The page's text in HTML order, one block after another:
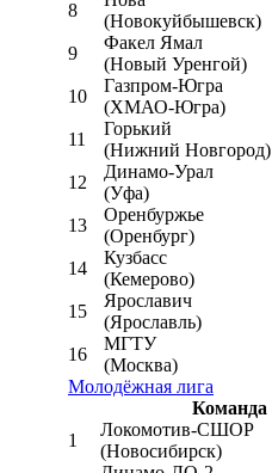
8
(Новокуйбышевск)
9
Факел Ямал
(Новый Уренгой)
10
Газпром-Югра
(ХМАО-Югра)
11
Горький
(Нижний Новгород)
12
Динамо-Урал
(Уфа)
13
Оренбуржье
(Оренбург)
14
Кузбасс
(Кемерово)
15
Ярославич
(Ярославль)
16
МГТУ
(Москва)
Молодёжная лига
Команда
1
Локомотив-CШОР
(Новосибирск)